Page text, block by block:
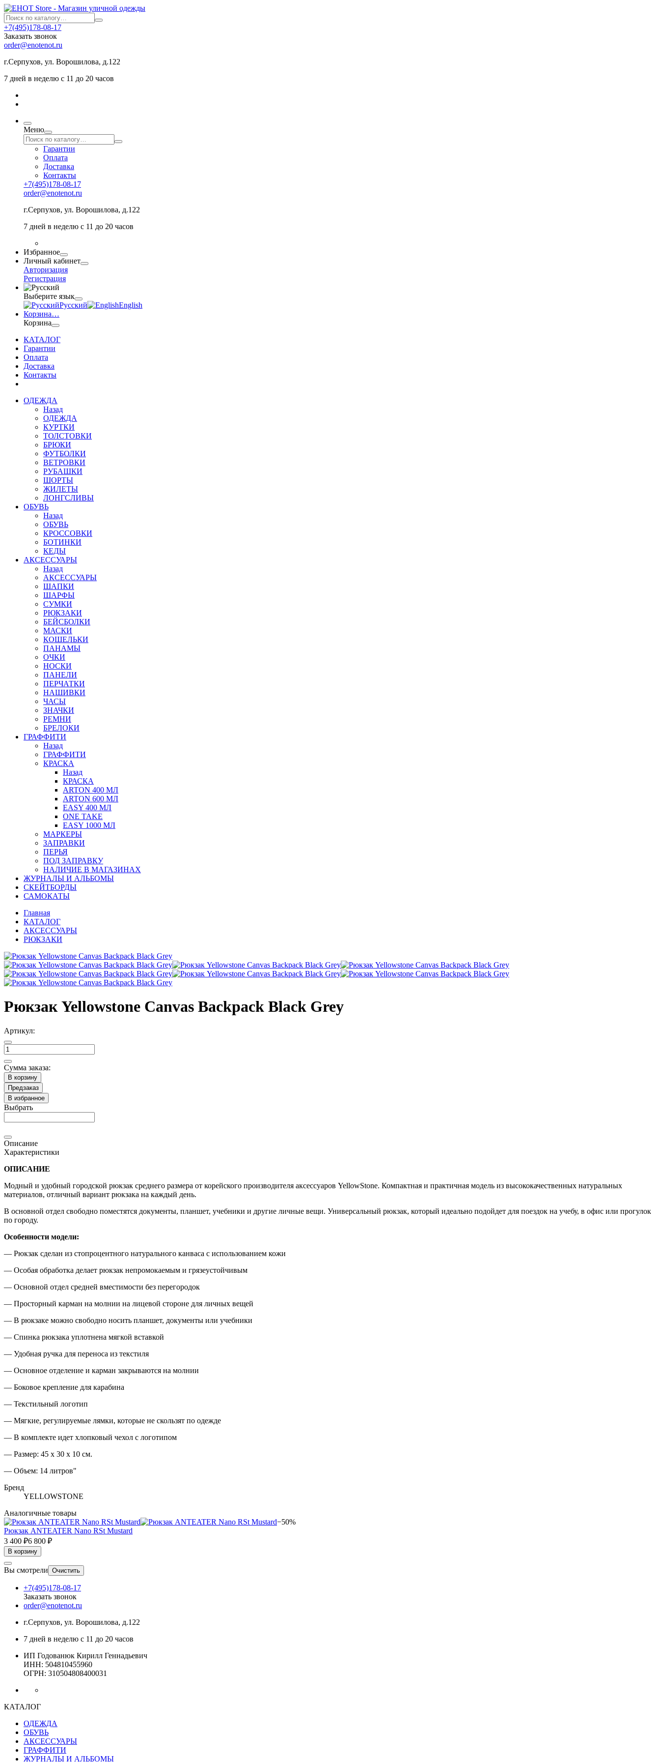
+7(495)178-08-17
Заказать звонок
order@enotenot.ru
г.Серпухов, ул. Ворошилова, д.122
7 дней в неделю с 11 до 20 часов
Меню
Гарантии
Оплата
Доставка
Контакты
+7(495)178-08-17
order@enotenot.ru
г.Серпухов, ул. Ворошилова, д.122
7 дней в неделю с 11 до 20 часов
Избранное
Личный кабинет
Авторизация
Регистрация
Выберите язык
Русский
English
Корзина…
Корзина
КАТАЛОГ
Гарантии
Оплата
Доставка
Контакты
ОДЕЖДА
Назад
ОДЕЖДА
КУРТКИ
ТОЛСТОВКИ
БРЮКИ
ФУТБОЛКИ
ВЕТРОВКИ
РУБАШКИ
ШОРТЫ
ЖИЛЕТЫ
ЛОНГСЛИВЫ
ОБУВЬ
Назад
ОБУВЬ
КРОССОВКИ
БОТИНКИ
КЕДЫ
АКСЕССУАРЫ
Назад
АКСЕССУАРЫ
ШАПКИ
ШАРФЫ
СУМКИ
РЮКЗАКИ
БЕЙСБОЛКИ
МАСКИ
КОШЕЛЬКИ
ПАНАМЫ
ОЧКИ
НОСКИ
ПАНЕЛИ
ПЕРЧАТКИ
НАШИВКИ
ЧАСЫ
ЗНАЧКИ
РЕМНИ
БРЕЛОКИ
ГРАФФИТИ
Назад
ГРАФФИТИ
КРАСКА
Назад
КРАСКА
ARTON 400 МЛ
ARTON 600 МЛ
EASY 400 МЛ
ONE TAKE
EASY 1000 МЛ
МАРКЕРЫ
ЗАПРАВКИ
ПЕРЬЯ
ПОД ЗАПРАВКУ
НАЛИЧИЕ В МАГАЗИНАХ
ЖУРНАЛЫ И АЛЬБОМЫ
СКЕЙТБОРДЫ
САМОКАТЫ
Главная
КАТАЛОГ
АКСЕССУАРЫ
РЮКЗАКИ
Рюкзак Yellowstone Canvas Backpack Black Grey
Артикул:
Сумма заказа:
В корзину
Предзаказ
В избранное
Выбрать
Описание
Характеристики
ОПИСАНИЕ
Модный и удобный городской рюкзак среднего размера от корейского производителя аксессуаров YellowStone. Компактная и практичная модель из высококачественных натуральных
материалов, отличный вариант рюкзака на каждый день.
В основной отдел свободно поместятся документы, планшет, учебники и другие личные вещи. Универсальный рюкзак, который идеально подойдет для поездок на учебу, в офис или прогулок
по городу.
Особенности модели:
— Рюкзак сделан из стопроцентного натурального канваса с использованием кожи
— Особая обработка делает рюкзак непромокаемым и грязеустойчивым
— Основной отдел средней вместимости без перегородок
— Просторный карман на молнии на лицевой стороне для личных вещей
— В рюкзаке можно свободно носить планшет, документы или учебники
— Спинка рюкзака уплотнена мягкой вставкой
— Удобная ручка для переноса из текстиля
— Основное отделение и карман закрываются на молнии
— Боковое крепление для карабина
— Текстильный логотип
— Мягкие, регулируемые лямки, которые не скользят по одежде
— В комплекте идет хлопковый чехол с логотипом
— Размер: 45 х 30 х 10 см.
— Объем: 14 литров"
Бренд
YELLOWSTONE
Аналогичные товары
−50%
Рюкзак ANTEATER Nano RSt Mustard
3 400 ₽6 800 ₽
В корзину
Вы смотрели Очистить
+7(495)178-08-17
Заказать звонок
order@enotenot.ru
г.Серпухов, ул. Ворошилова, д.122
7 дней в неделю с 11 до 20 часов
ИП Годованюк Кирилл Геннадьевич
ИНН: 504810455960
ОГРН: 310504808400031
КАТАЛОГ
ОДЕЖДА
ОБУВЬ
АКСЕССУАРЫ
ГРАФФИТИ
ЖУРНАЛЫ И АЛЬБОМЫ